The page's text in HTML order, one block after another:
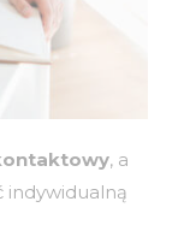
, a
indywidualną